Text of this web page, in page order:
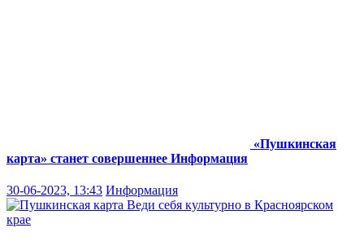
«Пушкинская
карта» станет совершеннее Информация
30-06-2023, 13:43 Информация